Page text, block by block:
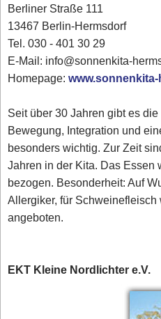
Berliner Straße 111
13467 Berlin-Hermsdorf
Tel. 030 - 401 30 29
E-Mail: info@sonnenkita-
Homepage:
Seit über 30 Jahren gibt es
Bewegung, Integration und
besonders wichtig. Zur Zeit
Jahren in der Kita. Das Essen
bezogen. Besonderheit: Auf
Allergiker, für Schweinefleisch
angeboten.
EKT Kleine Nordlichter e.V.